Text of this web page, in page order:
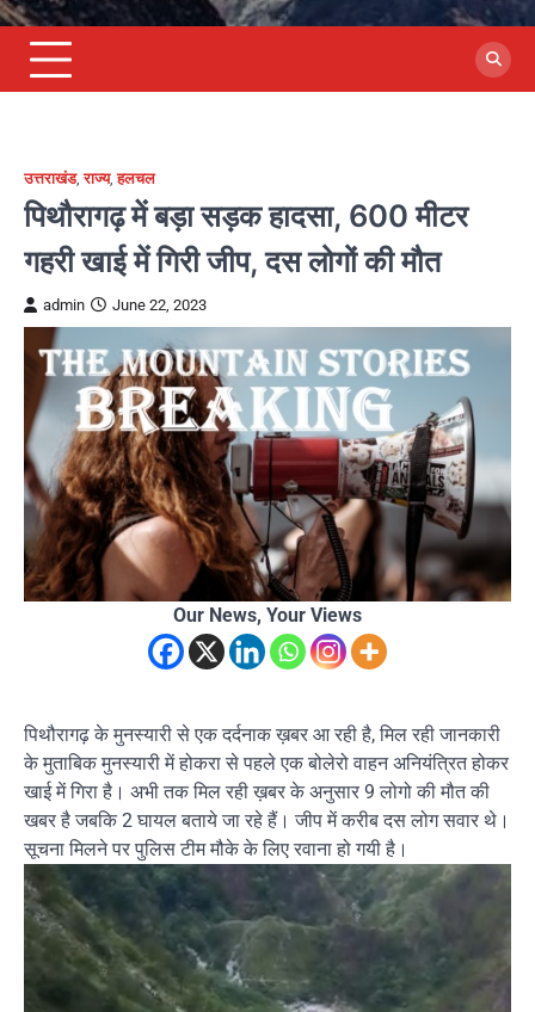
उत्तराखंड,राज्य,हलचल
पिथौरागढ़ में बड़ा सड़क हादसा, 600 मीटर
गहरी खाई में गिरी जीप, दस लोगों की मौत
admin June 22, 2023
Our News, Your Views
पिथौरागढ़ के मुनस्यारी से एक दर्दनाक ख़बर आ रही है, मिल रही जानकारी
के मुताबिक मुनस्यारी में होकरा से पहले एक बोलेरो वाहन अनियंत्रित होकर
खाई में गिरा है। अभी तक मिल रही ख़बर के अनुसार 9 लोगो की मौत की
खबर है जबकि 2 घायल बताये जा रहे हैं। जीप में करीब दस लोग सवार थे।
सूचना मिलने पर पुलिस टीम मौके के लिए रवाना हो गयी है।